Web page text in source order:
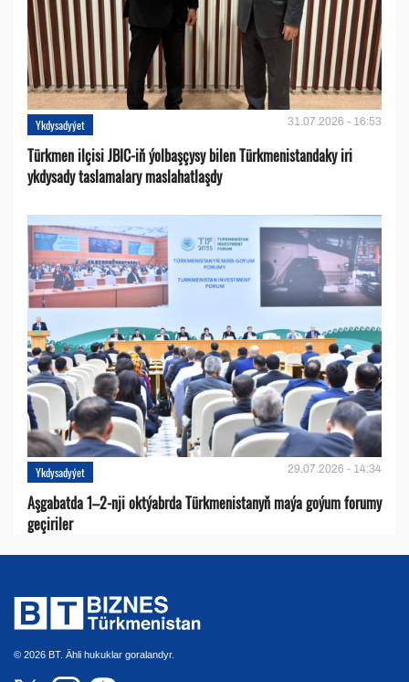
Ykdysadyýet 31.07.2026 - 16:53
Türkmen ilçisi JBIC-iň ýolbaşçysy bilen Türkmenistandaky iri
ykdysady taslamalary maslahatlaşdy
Ykdysadyýet 29.07.2026 - 14:34
Aşgabatda 1–2-nji oktýabrda Türkmenistanyň maýa goýum forumy
geçiriler
© 2026 BT. Ähli hukuklar goralandyr.